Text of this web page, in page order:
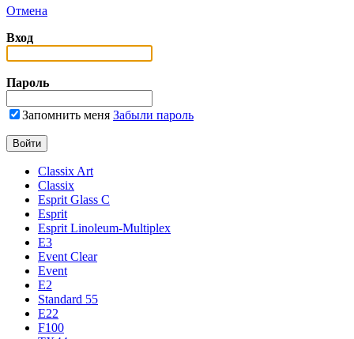
Отмена
Вход
Пароль
Запомнить меня Забыли пароль
Classix Art
Classix
Esprit Glass C
Esprit
Esprit Linoleum-Multiplex
E3
Event Clear
Event
E2
Standard 55
E22
F100